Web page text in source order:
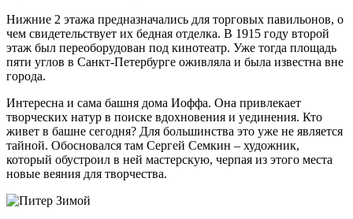
Нижние 2 этажа предназначались для торговых павильонов, о
чем свидетельствует их бедная отделка. В 1915 году второй
этаж был переоборудован под кинотеатр. Уже тогда площадь
пяти углов в Санкт-Петербурге оживляла и была известна вне
города.
Интересна и сама башня дома Иоффа. Она привлекает
творческих натур в поиске вдохновения и уединения. Кто
живет в башне сегодня? Для большинства это уже не является
тайной. Обосновался там Сергей Семкин – художник,
который обустроил в ней мастерскую, черпая из этого места
новые веяния для творчества.